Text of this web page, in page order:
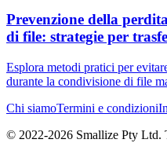
Prevenzione della
di file: strategie per
Esplora metodi pratici per
durante la condivisione di file
Chi siamoTermini e condizioni
© 2022-2026 Smallize Pty Ltd.